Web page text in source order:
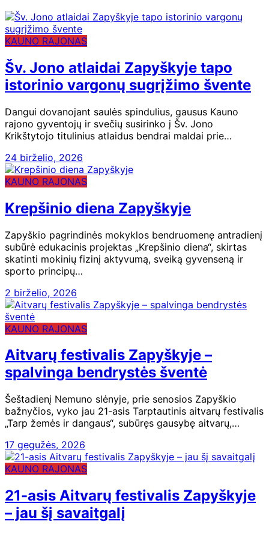
KAUNO RAJONAS
Šv. Jono atlaidai Zapyškyje tapo
istorinio vargonų sugrįžimo švente
Dangui dovanojant saulės spindulius, gausus Kauno
rajono gyventojų ir svečių susirinko į Šv. Jono
Krikštytojo titulinius atlaidus bendrai maldai prie…
24 birželio, 2026
KAUNO RAJONAS
Krepšinio diena Zapyškyje
Zapyškio pagrindinės mokyklos bendruomenę antradienį
subūrė edukacinis projektas „Krepšinio diena“, skirtas
skatinti mokinių fizinį aktyvumą, sveiką gyvenseną ir
sporto principų…
2 birželio, 2026
KAUNO RAJONAS
Aitvarų festivalis Zapyškyje –
spalvinga bendrystės šventė
Šeštadienį Nemuno slėnyje, prie senosios Zapyškio
bažnyčios, vyko jau 21-asis Tarptautinis aitvarų festivalis
„Tarp žemės ir dangaus“, subūręs gausybę aitvarų,…
17 gegužės, 2026
KAUNO RAJONAS
21-asis Aitvarų festivalis Zapyškyje
– jau šį savaitgalį